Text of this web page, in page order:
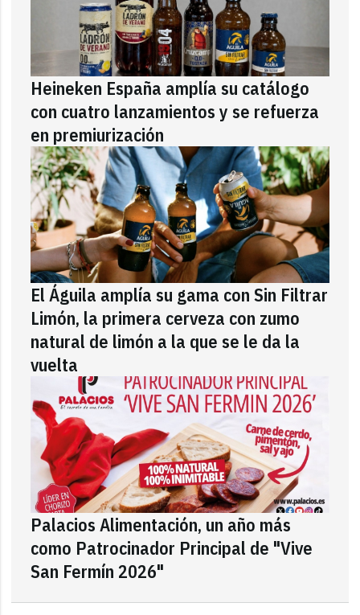
Heineken España amplía su catálogo
con cuatro lanzamientos y se refuerza
en premiurización
El Águila amplía su gama con Sin Filtrar
Limón, la primera cerveza con zumo
natural de limón a la que se le da la
vuelta
Palacios Alimentación, un año más
como Patrocinador Principal de "Vive
San Fermín 2026"